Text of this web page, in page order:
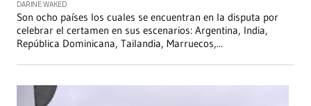
DARINE WAKED
Son ocho países los cuales se encuentran en la disputa por
celebrar el certamen en sus escenarios: Argentina, India,
República Dominicana, Tailandia, Marruecos,...